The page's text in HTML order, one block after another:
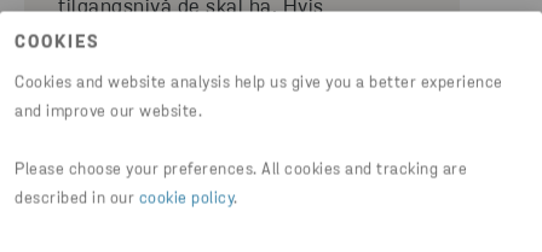
COOKIES
Cookies and website analysis help us give you a better experience
and improve our website.
Please choose your preferences. All cookies and tracking are
described in our cookie policy.
tilgangsnivå de skal ha. Hvis
organisasjonen din ikke har utpekt en
administrator, kan du kontakte
brukerstøtten vår.